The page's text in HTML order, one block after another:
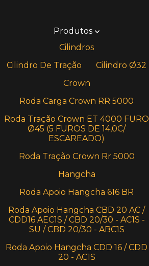
Produtos
Cilindros
Cilindro De Tração
Cilindro Ø32
Crown
Roda Carga Crown RR 5000
Roda Tração Crown ET 4000 FURO
Ø45 (5 FUROS DE 14,0C/
ESCAREADO)
Roda Tração Crown Rr 5000
Hangcha
Roda Apoio Hangcha 616 BR
Roda Apoio Hangcha CBD 20 AC /
CDD16 AEC1S / CBD 20/30 - AC1S -
SU / CBD 20/30 - ABC1S
Roda Apoio Hangcha CDD 16 / CDD
20 - AC1S